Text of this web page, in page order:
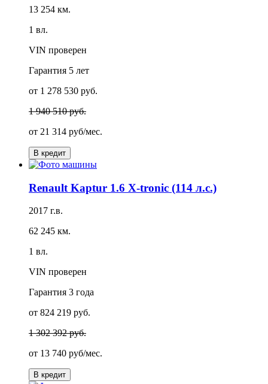
13 254 км.
1 вл.
VIN проверен
Гарантия 5 лет
от 1 278 530 руб.
1 940 510 руб.
от 21 314 руб/мес.
В кредит
Renault Kaptur 1.6 X-tronic (114 л.с.)
2017 г.в.
62 245 км.
1 вл.
VIN проверен
Гарантия 3 года
от 824 219 руб.
1 302 392 руб.
от 13 740 руб/мес.
В кредит